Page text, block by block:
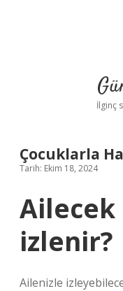
İlginç
Çocuklarla
Tarih: Ekim 18, 2024
izlenir?
Ailenizle